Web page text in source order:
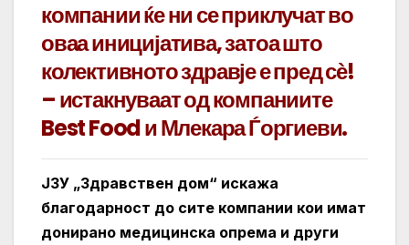
компании ќе ни се приклучат во
оваа иницијатива, затоа што
колективното здравје е пред сѐ!
– истакнуваат од компаниите
Best Food и Млекара Ѓоргиеви.
ЈЗУ „Здравствен дом“ искажа
благодарност до сите компании кои имат
донирано медицинска опрема и други